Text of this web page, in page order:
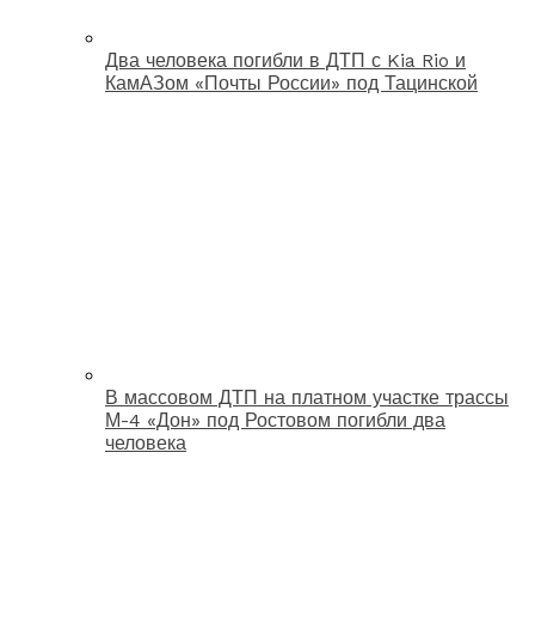
Два человека погибли в ДТП с Kia Rio и
КамАЗом «Почты России» под Тацинской
В массовом ДТП на платном участке трассы
М-4 «Дон» под Ростовом погибли два
человека